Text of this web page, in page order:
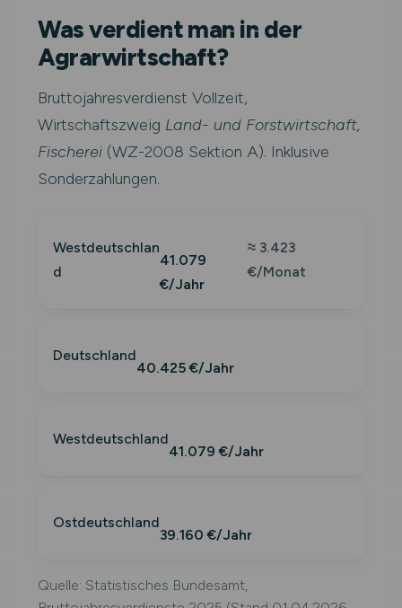
Was verdient man in der
Agrarwirtschaft?
Bruttojahresverdienst Vollzeit,
Wirtschaftszweig Land- und Forstwirtschaft,
Fischerei(WZ-2008 Sektion A). Inklusive
Sonderzahlungen.
Westdeutschlan
d
41.079
€/Jahr
≈ 3.423
€/Monat
Deutschland
40.425 €/Jahr
Westdeutschland
41.079 €/Jahr
Ostdeutschland
39.160 €/Jahr
Quelle: Statistisches Bundesamt,